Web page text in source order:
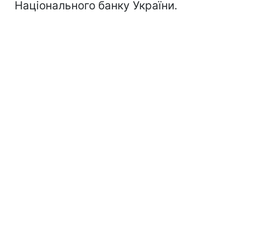
Національного банку України.